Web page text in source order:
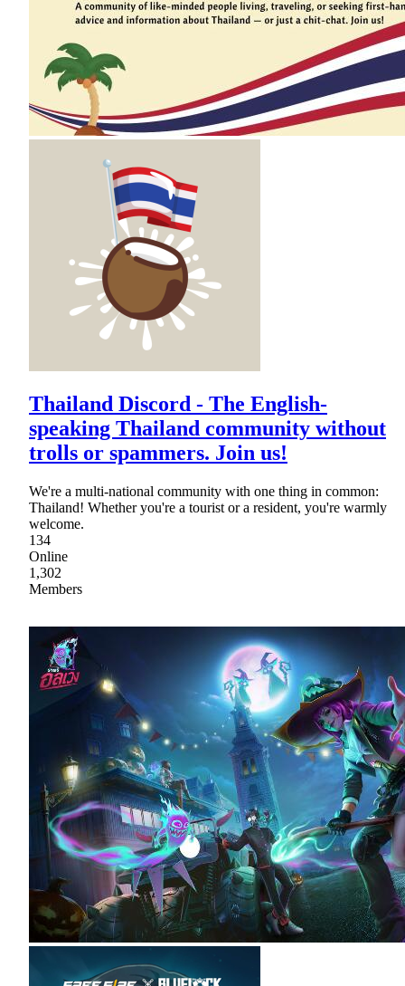
Thailand Discord - The English-
speaking Thailand community without
trolls or spammers. Join us!
We're a multi-national community with one thing in common:
Thailand! Whether you're a tourist or a resident, you're warmly
welcome.
134
Online
1,302
Members